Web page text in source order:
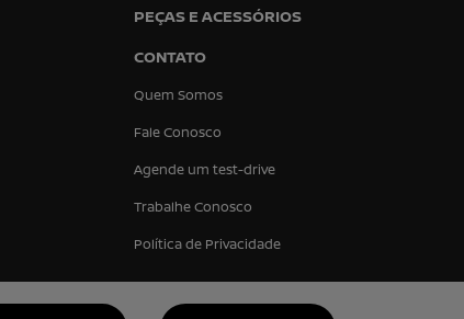
PEÇAS E ACESSÓRIOS
CONTATO
Quem Somos
Fale Conosco
Agende um test-drive
Trabalhe Conosco
Política de Privacidade